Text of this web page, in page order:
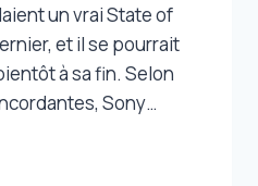
un vrai State of
et il se pourrait
à sa fin. Selon
Sony…